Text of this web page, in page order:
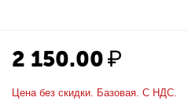
2 150.00₽
Цена без скидки. Базовая. С НДС.